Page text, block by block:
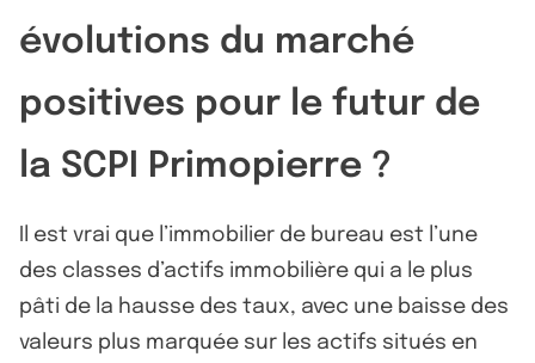
évolutions du marché
positives pour le futur de
la SCPI Primopierre ?
Il est vrai que l’immobilier de bureau est l’une
des classes d’actifs immobilière qui a le plus
pâti de la hausse des taux, avec une baisse des
valeurs plus marquée sur les actifs situés en